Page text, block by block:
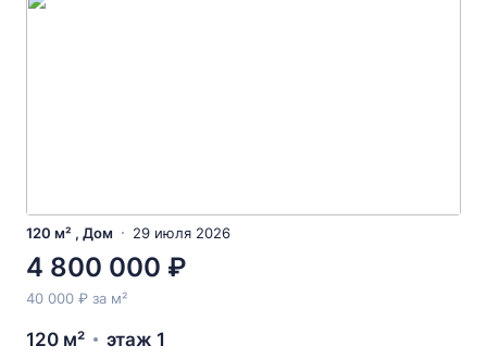
120 м² , Дом 29 июля 2026
4 800 000 ₽
40 000 ₽ за м²
120 м² этаж 1